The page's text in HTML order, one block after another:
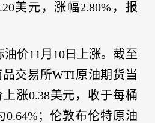
美元，涨幅2.80%，报
油价11月10日上涨。截至
交易所WTI原油期货当
涨0.38美元，收于每桶
0.64%；伦敦布伦特原油